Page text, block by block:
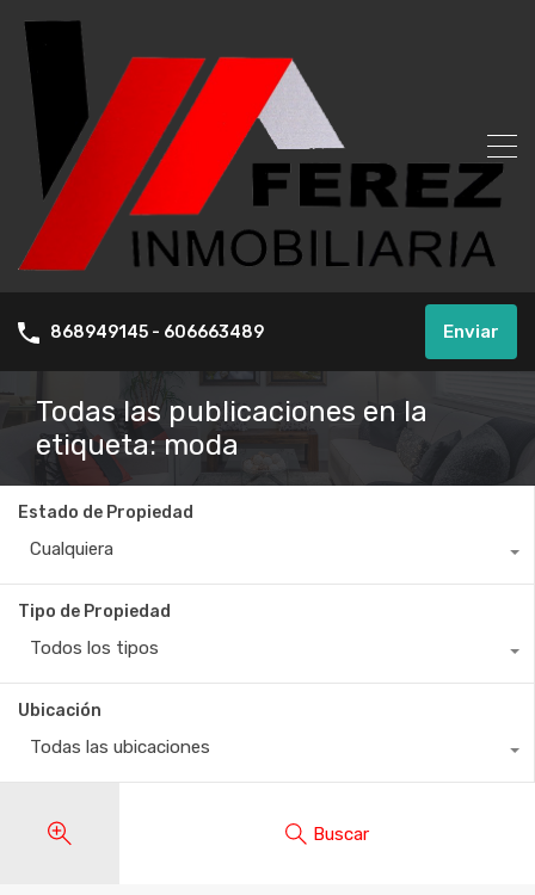
868949145 - 606663489 Enviar
Todas las publicaciones en la
etiqueta: moda
Estado de Propiedad
Cualquiera
Tipo de Propiedad
Todos los tipos
Ubicación
Todas las ubicaciones
Buscar